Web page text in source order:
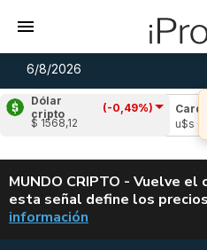
6/8/2026
Dólar
cripto
(-0,49%)
$ 1568,12
(-1,00%)
Cardano
u$s 0,19
MUNDO CRIPTO - Vuelve
esta señal define los
información